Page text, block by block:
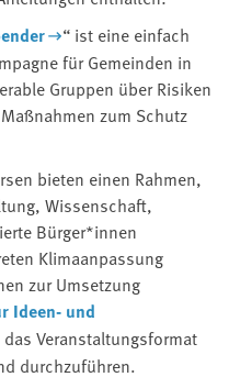
“ ist eine einfach
für Gemeinden in
Gruppen über Risiken
zum Schutz
bieten einen Rahmen,
Wissenschaft,
Bürger*innen
Klimaanpassung
zur Umsetzung
Ideen- und
Veranstaltungsformat
durchzuführen.